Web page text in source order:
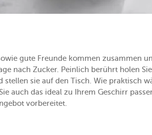
gute Freunde kommen zusammen
nach Zucker. Peinlich berührt holen
sie auf den Tisch. Wie praktisch
auch das ideal zu Ihrem Geschirr
vorbereitet.